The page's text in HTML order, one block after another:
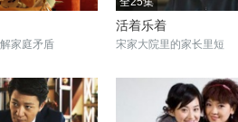
家庭矛盾
活着乐着
宋家大院里的家长里短